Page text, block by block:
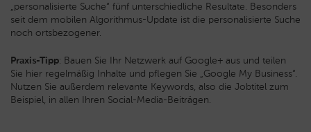
„personalisierte Suche“ fünf unterschiedliche Resultate. Besonders
seit dem mobilen Algorithmus-Update ist die personalisierte Suche
noch ortsbezogener.
Praxis-Tipp: Bauen Sie Ihr Netzwerk auf Google+ aus und teilen
Sie hier regelmäßig Inhalte und pflegen Sie „Google My Business“.
Nutzen Sie außerdem relevante Keywords, also die Jobtitel zum
Beispiel, in allen Ihren Social-Media-Beiträgen.